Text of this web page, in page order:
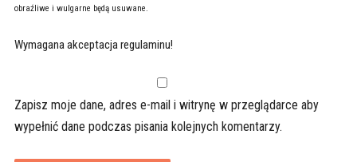
obraźliwe i wulgarne będą usuwane.
Wymagana akceptacja regulaminu!
Zapisz moje dane, adres e-mail i witrynę w przeglądarce aby
wypełnić dane podczas pisania kolejnych komentarzy.